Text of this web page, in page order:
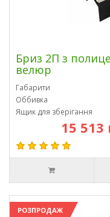
Бриз 2П з
велюр
Габарити
Оббивка
Ящик для зберігання
15 513
РОЗПРОДАЖ